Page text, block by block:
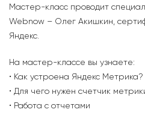
Мастер-класс проводит
Webnow – Олег Акишкин,
Яндекс.
На мастер-классе вы узнаете:
• Как устроена Яндекс Метрика?
• Для чего нужен счетчик
• Работа с отчетами